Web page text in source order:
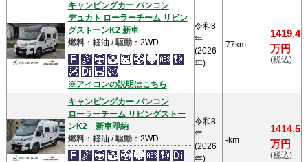
キャンピングカー バンコン
デュカト ローラーチーム リビン
グストーンK2 新車
燃料：軽油 /駆動：2WD
※アイコンの説明はこちら
令和8
年
(2026
年)
77km
1419.4
万円
(税込)
キャンピングカー バンコン
ローラーチーム リビングストー
ンK2 新車即納
燃料：軽油 /駆動：2WD
令和8
年
(2026
年)
-km
1414.5
万円
(税込)